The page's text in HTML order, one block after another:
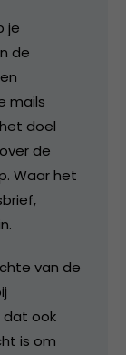
je
de
mails
doel
de
Waar het
van de
dat ook
is om